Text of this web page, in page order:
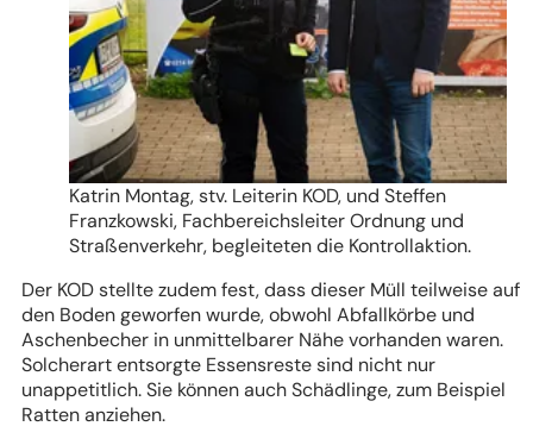
Katrin Montag, stv. Leiterin KOD, und Steffen
Franzkowski, Fachbereichsleiter Ordnung und
Straßenverkehr, begleiteten die Kontrollaktion.
Der KOD stellte zudem fest, dass dieser Müll teilweise auf
den Boden geworfen wurde, obwohl Abfallkörbe und
Aschenbecher in unmittelbarer Nähe vorhanden waren.
Solcherart entsorgte Essensreste sind nicht nur
unappetitlich. Sie können auch Schädlinge, zum Beispiel
Ratten anziehen.